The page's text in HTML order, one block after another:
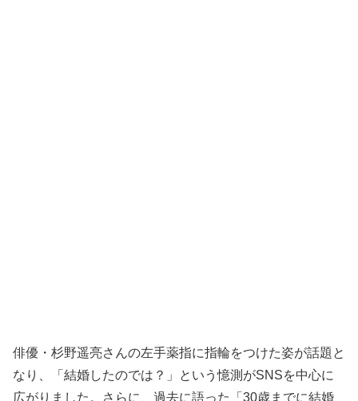
俳優・杉野遥亮さんの左手薬指に指輪をつけた姿が話題と
なり、「結婚したのでは？」という憶測がSNSを中心に
広がりました。さらに、過去に語った「30歳までに結婚